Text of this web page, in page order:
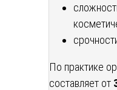
По практике
составляет от